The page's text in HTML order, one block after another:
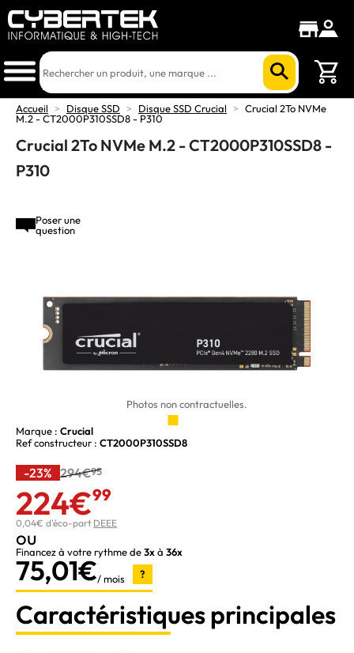
Accueil > Disque SSD > Disque SSD Crucial > Crucial 2To NVMe
M.2 - CT2000P310SSD8 - P310
Crucial 2To NVMe M.2 - CT2000P310SSD8 -
P310
Poser une
question
Photos non contractuelles.
Marque : Crucial
Ref constructeur : CT2000P310SSD8
-23% 294€95
224€99
0,04€ d'éco-part DEEE
ou
Financez à votre rythme de3xà 36x
75,01€/ mois ?
Caractéristiques principales